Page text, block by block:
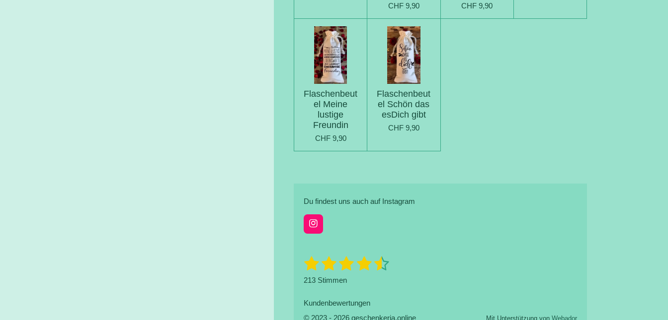
CHF 9,90 CHF 9,90
Flaschenbeut
el Meine
lustige
Freundin
CHF 9,90
Flaschenbeut
el Schön das
esDich gibt
CHF 9,90
Du findest uns auch auf Instagram
I
n
a
g
r
B
e
w
r
t
1
S
e
2
S
e
3
S
e
4
e
5
e
B
213 Stimmen
Kundenbewertungen
© 2023 - 2026 geschenkeria.online